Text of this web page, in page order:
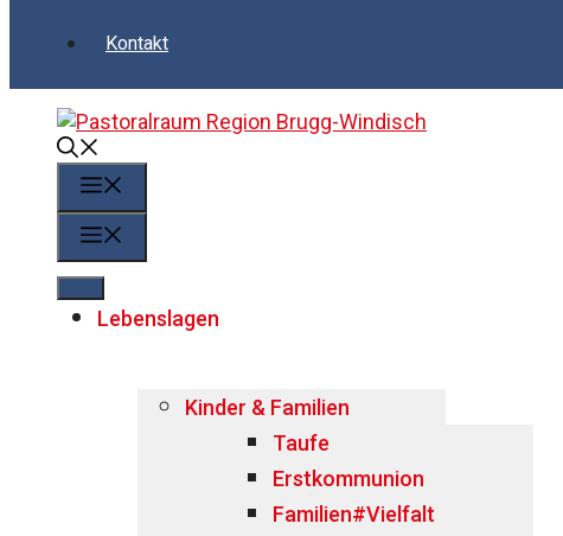
Kontakt
Lebenslagen
Kinder & Familien
Taufe
Erstkommunion
Familien#Vielfalt